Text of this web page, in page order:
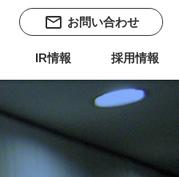
mail_outline お問い合わせ
IR情報 採用情報